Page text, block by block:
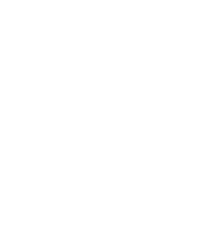
z. B. zu Unterkünften